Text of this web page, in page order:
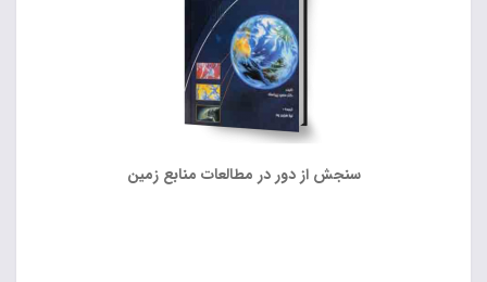
سنجش از دور در مطالعات منابع زمین